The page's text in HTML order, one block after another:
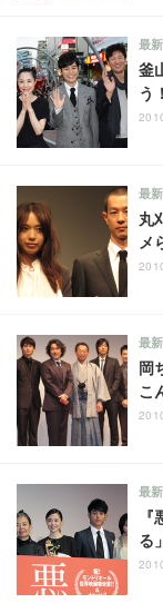
釜
う
最
丸
メ
最
岡
こ
最
る
最